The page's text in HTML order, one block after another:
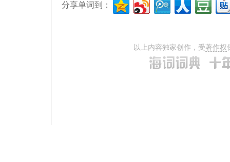
分享单词到：
以上内容独家创作，受著作权